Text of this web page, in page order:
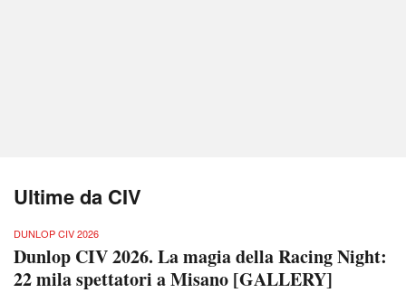
Ultime da CIV
DUNLOP CIV 2026
Dunlop CIV 2026. La magia della Racing Night:
22 mila spettatori a Misano [GALLERY]